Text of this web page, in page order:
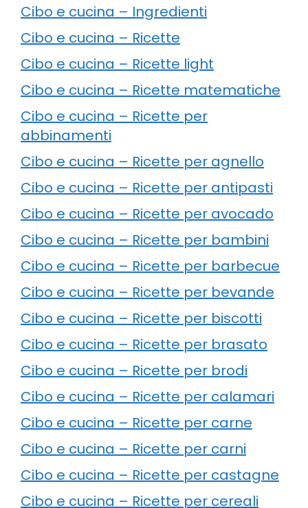
Cibo e cucina – Ingredienti
Cibo e cucina – Ricette
Cibo e cucina – Ricette light
Cibo e cucina – Ricette matematiche
Cibo e cucina – Ricette per
abbinamenti
Cibo e cucina – Ricette per agnello
Cibo e cucina – Ricette per antipasti
Cibo e cucina – Ricette per avocado
Cibo e cucina – Ricette per bambini
Cibo e cucina – Ricette per barbecue
Cibo e cucina – Ricette per bevande
Cibo e cucina – Ricette per biscotti
Cibo e cucina – Ricette per brasato
Cibo e cucina – Ricette per brodi
Cibo e cucina – Ricette per calamari
Cibo e cucina – Ricette per carne
Cibo e cucina – Ricette per carni
Cibo e cucina – Ricette per castagne
Cibo e cucina – Ricette per cereali